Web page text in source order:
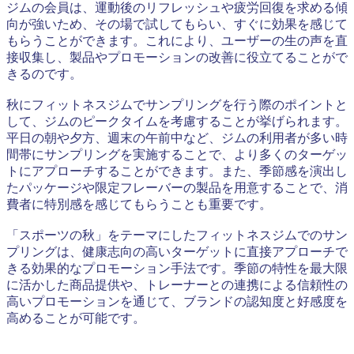
ジムの会員は、運動後のリフレッシュや疲労回復を求める傾
向が強いため、その場で試してもらい、すぐに効果を感じて
もらうことができます。これにより、ユーザーの生の声を直
接収集し、製品やプロモーションの改善に役立てることがで
きるのです。
秋にフィットネスジムでサンプリングを行う際のポイントと
して、ジムのピークタイムを考慮することが挙げられます。
平日の朝や夕方、週末の午前中など、ジムの利用者が多い時
間帯にサンプリングを実施することで、より多くのターゲッ
トにアプローチすることができます。また、季節感を演出し
たパッケージや限定フレーバーの製品を用意することで、消
費者に特別感を感じてもらうことも重要です。
「スポーツの秋」をテーマにしたフィットネスジムでのサン
プリングは、健康志向の高いターゲットに直接アプローチで
きる効果的なプロモーション手法です。季節の特性を最大限
に活かした商品提供や、トレーナーとの連携による信頼性の
高いプロモーションを通じて、ブランドの認知度と好感度を
高めることが可能です。